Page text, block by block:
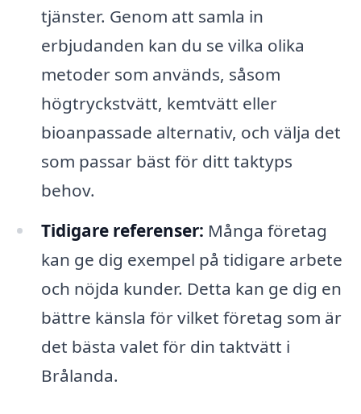
tjänster. Genom att samla in
erbjudanden kan du se vilka olika
metoder som används, såsom
högtryckstvätt, kemtvätt eller
bioanpassade alternativ, och välja det
som passar bäst för ditt taktyps
behov.
Tidigare referenser: Många företag
kan ge dig exempel på tidigare arbete
och nöjda kunder. Detta kan ge dig en
bättre känsla för vilket företag som är
det bästa valet för din taktvätt i
Brålanda.